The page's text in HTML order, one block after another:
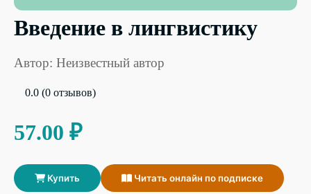
Введение в лингвистику
Автор: Неизвестный автор
0.0 (0 отзывов)
57.00 ₽
Купить Читать онлайн по подписке